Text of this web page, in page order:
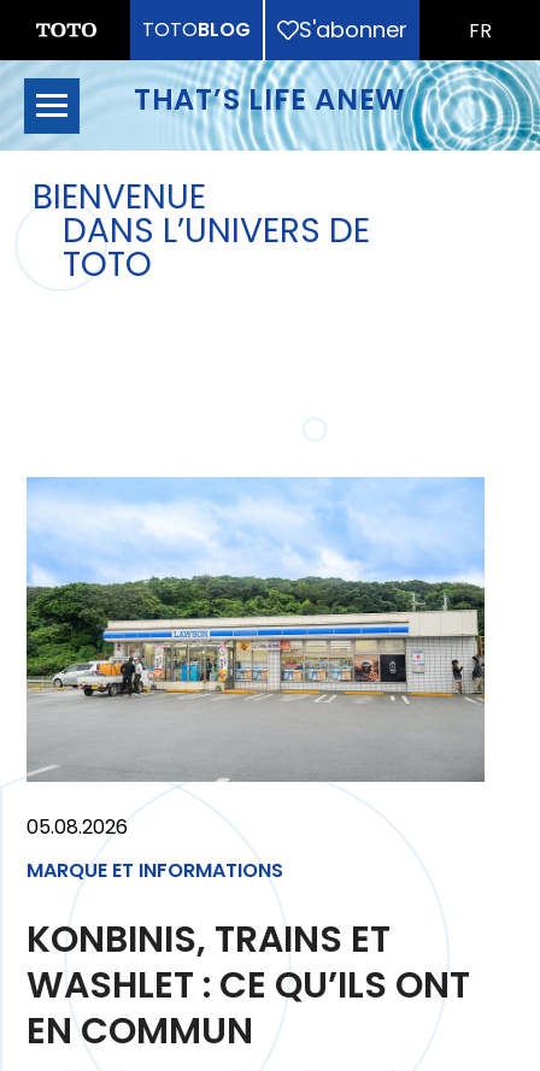
TOTOBLOG S'abonner FR
THAT’S LIFE ANEW
BIENVENUE
DANS L’UNIVERS DE
TOTO
MARQUE ET INFORMATIONS
05.08.2026
KONBINIS, TRAINS ET
WASHLET : CE QU’ILS ONT
EN COMMUN